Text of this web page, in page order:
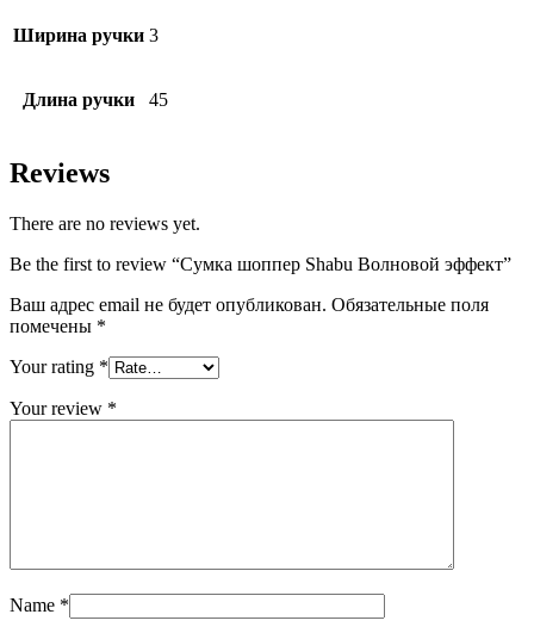
Ширина ручки 3
Длина ручки 45
Reviews
There are no reviews yet.
Be the first to review “Сумка шоппер Shabu Волновой эффект”
Ваш адрес email не будет опубликован. Обязательные поля
помечены *
Your rating *
Your review *
Name *